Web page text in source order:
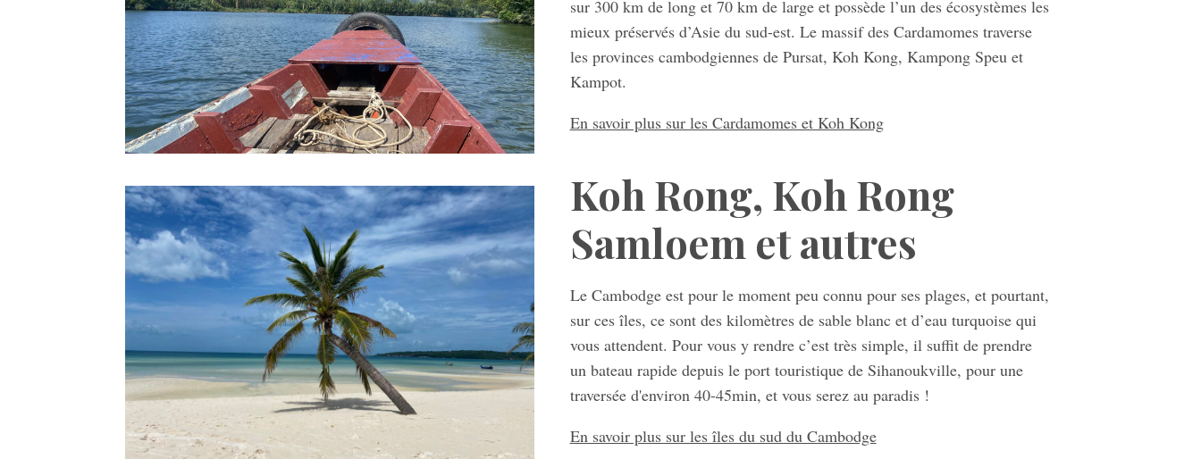
sur 300 km de long et 70 km de large et possède l’un des écosystèmes les
mieux préservés d’Asie du sud-est. Le massif des Cardamomes traverse
les provinces cambodgiennes de Pursat, Koh Kong, Kampong Speu et
Kampot.
En savoir plus sur les Cardamomes et Koh Kong
Koh Rong, Koh Rong
Samloem et autres
Le Cambodge est pour le moment peu connu pour ses plages, et pourtant,
sur ces îles, ce sont des kilomètres de sable blanc et d’eau turquoise qui
vous attendent. Pour vous y rendre c’est très simple, il suffit de prendre
un bateau rapide depuis le port touristique de Sihanoukville, pour une
traversée d'environ 40-45min, et vous serez au paradis !
En savoir plus sur les îles du sud du Cambodge